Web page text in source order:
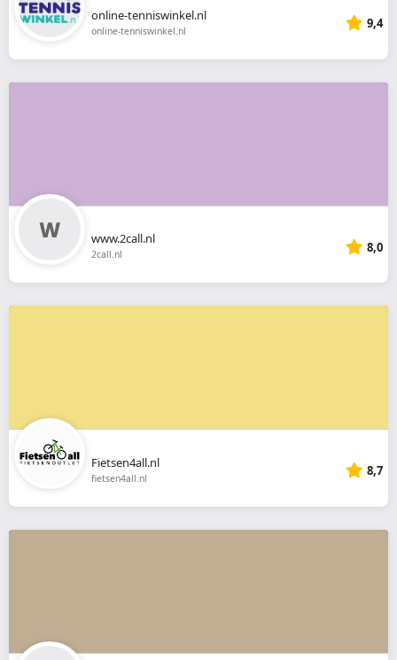
online-tenniswinkel.nl
online-tenniswinkel.nl 9,4
www.2call.nl
2call.nl 8,0
Fietsen4all.nl
fietsen4all.nl 8,7